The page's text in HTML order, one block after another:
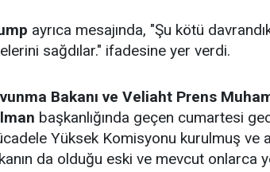
ayrıca mesajında, "Şu kötü
sağdılar." ifadesine yer verdi.
Bakanı ve Veliaht Prens
başkanlığında geçen cumartesi
Yüksek Komisyonu kurulmuş ve
da olduğu eski ve mevcut onlarca